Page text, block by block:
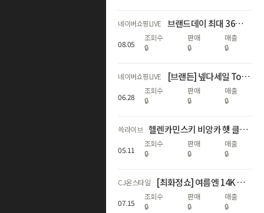
네이버쇼핑LIVE 브랜드데이 최대 36% 할인 + 추첨 혜택까지
08.05
조회수
🔒
판매
🔒
매출
🔒
네이버쇼핑LIVE [브랜든] 넾다세일 Top&Best 브랜드데이 단독 65% 할인 혜택
06.28
조회수
🔒
판매
🔒
매출
🔒
쓱라이브 헬렌카민스키 비앙카 햇 클립 기획세트 선런칭🎁
05.11
조회수
🔒
판매
🔒
매출
🔒
CJ온스타일 [최화정쇼] 여름엔 14K 랩다이아💎! 어니스트서울 특별LIVE🩵
07.15
조회수
🔒
판매
🔒
매출
🔒